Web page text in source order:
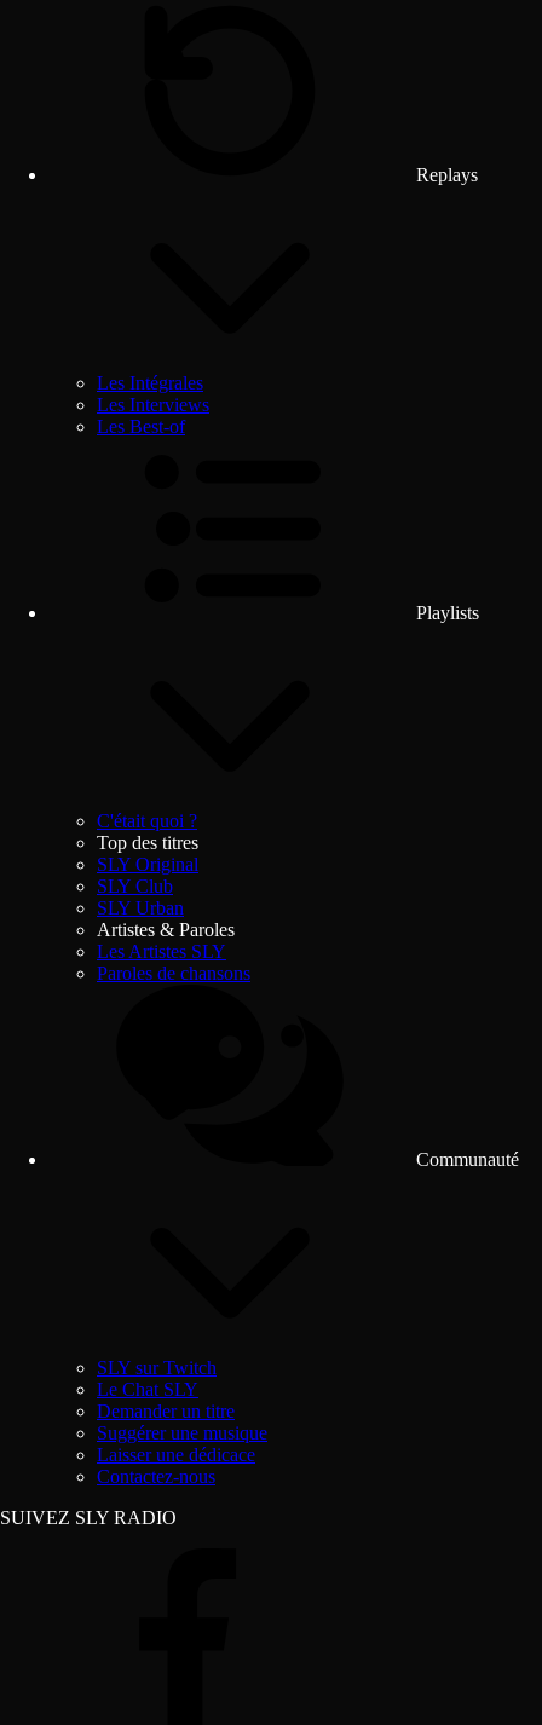
Replays
Les Intégrales
Les Interviews
Les Best-of
Playlists
C'était quoi ?
Top des titres
SLY Original
SLY Club
SLY Urban
Artistes & Paroles
Les Artistes SLY
Paroles de chansons
Communauté
SLY sur Twitch
Le Chat SLY
Demander un titre
Suggérer une musique
Laisser une dédicace
Contactez-nous
SUIVEZ SLY RADIO